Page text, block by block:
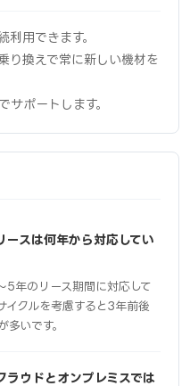
用できます。
換えで常に新しい機材を
ポートします。
スは何年から対応してい
年のリース期間に対応して
イクルを考慮すると3年前後
いです。
ウドとオンプレミスでは